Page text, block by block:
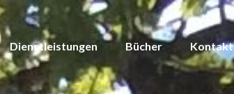
Dienstleistungen Bücher Kontakt